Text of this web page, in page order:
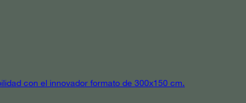
con el innovador formato de 300x150 cm.